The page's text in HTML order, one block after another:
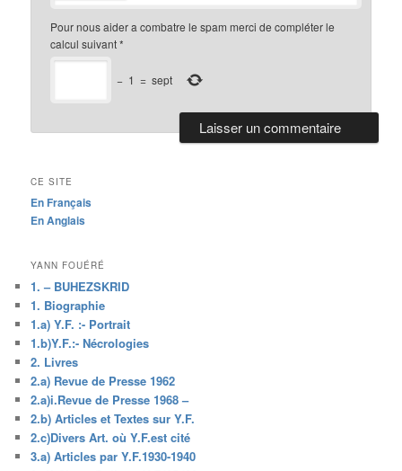
Pour nous aider a combatre le spam merci de compléter le
calcul suivant*
− 1 = sept
CE SITE
En Français
En Anglais
YANN FOUÉRÉ
1. – BUHEZSKRID
1. Biographie
1.a) Y.F. :- Portrait
1.b)Y.F.:- Nécrologies
2. Livres
2.a) Revue de Presse 1962
2.a)i.Revue de Presse 1968 –
2.b) Articles et Textes sur Y.F.
2.c)Divers Art. où Y.F.est cité
3.a) Articles par Y.F.1930-1940